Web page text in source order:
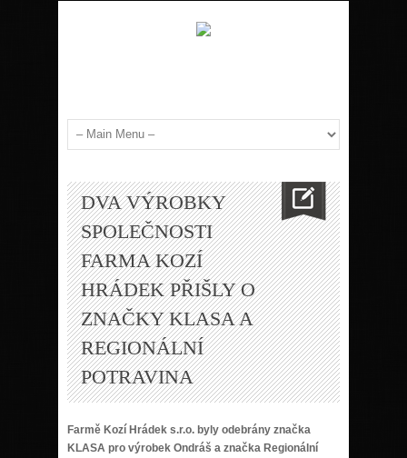
DVA VÝROBKY
SPOLEČNOSTI
FARMA KOZÍ
HRÁDEK PŘIŠLY O
ZNAČKY KLASA A
REGIONÁLNÍ
POTRAVINA
Farmě Kozí Hrádek s.r.o. byly odebrány značka
KLASA pro výrobek Ondráš a značka Regionální